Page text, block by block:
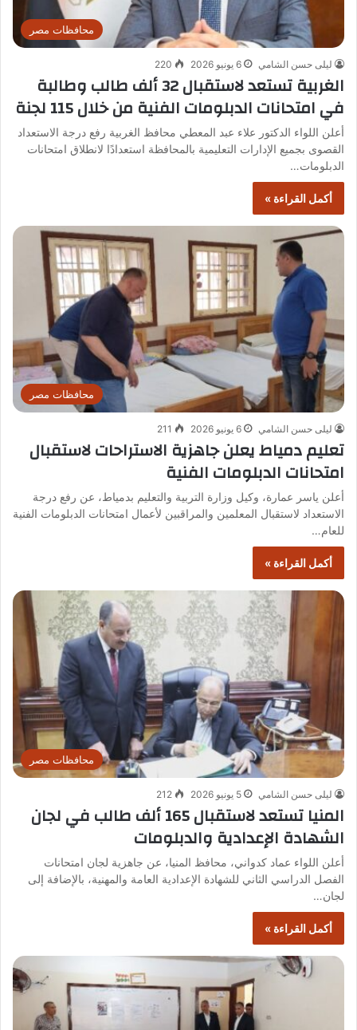
محافظات مصر
ليلى حسن الشامي 6 يونيو 2026 220
الغربية تستعد لاستقبال 32 ألف طالب وطالبة
في امتحانات الدبلومات الفنية من خلال 115 لجنة
أعلن اللواء الدكتور علاء عبد المعطي محافظ الغربية رفع درجة الاستعداد
القصوى بجميع الإدارات التعليمية بالمحافظة استعدادًا لانطلاق امتحانات
الدبلومات…
أكمل القراءة »
محافظات مصر
ليلى حسن الشامي 6 يونيو 2026 211
تعليم دمياط يعلن جاهزية الاستراحات لاستقبال
امتحانات الدبلومات الفنية
أعلن ياسر عمارة، وكيل وزارة التربية والتعليم بدمياط، عن رفع درجة
الاستعداد لاستقبال المعلمين والمراقبين لأعمال امتحانات الدبلومات الفنية
للعام…
أكمل القراءة »
محافظات مصر
ليلى حسن الشامي 5 يونيو 2026 212
المنيا تستعد لاستقبال 165 ألف طالب في لجان
الشهادة الإعدادية والدبلومات
أعلن اللواء عماد كدواني، محافظ المنيا، عن جاهزية لجان امتحانات
الفصل الدراسي الثاني للشهادة الإعدادية العامة والمهنية، بالإضافة إلى
لجان…
أكمل القراءة »